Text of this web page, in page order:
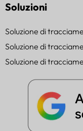
Soluzioni
Soluzione di
Soluzione di
Soluzione di